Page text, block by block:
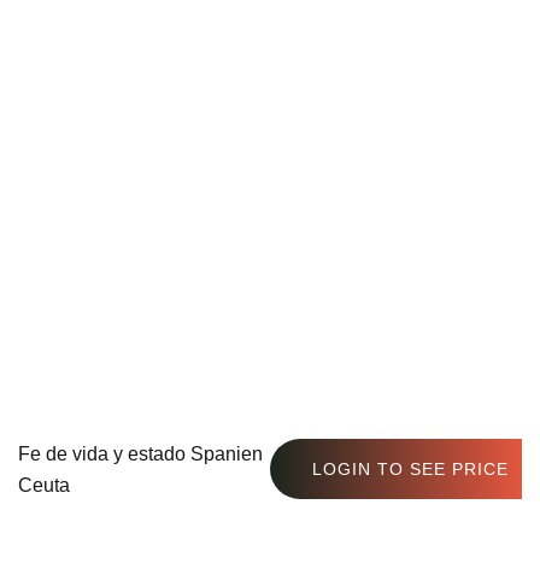
Fe de vida y estado Spanien
Ceuta
LOGIN TO SEE PRICE